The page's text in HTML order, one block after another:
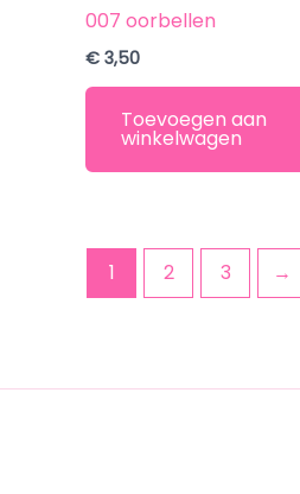
007 oorbellen
€ 3,50
Toevoegen aan
winkelwagen
1 2 3 →